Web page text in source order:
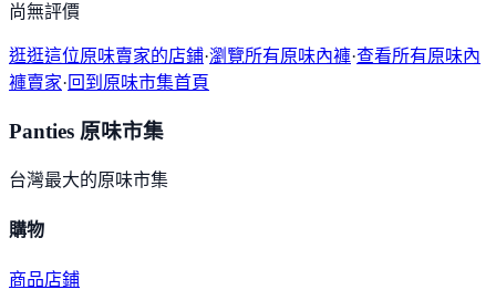
尚無評價
逛逛這位原味賣家的店鋪·瀏覽所有原味內褲·查看所有原味內
褲賣家·回到原味市集首頁
Panties 原味市集
台灣最大的原味市集
購物
商品店鋪